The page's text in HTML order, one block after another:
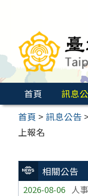
要
容
首頁 訊息
首頁 > 訊息公告
上報名
相關公告
2026-08-06 人